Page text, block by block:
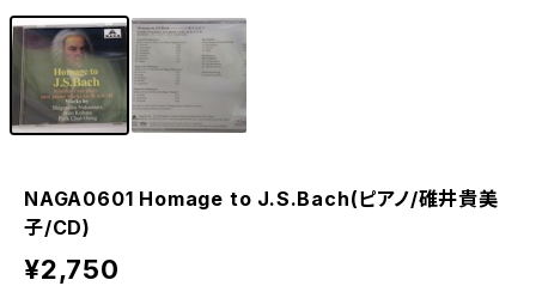
NAGA0601 Homage to J.S.Bach(ピアノ/碓井貴美
子/CD)
¥2,750